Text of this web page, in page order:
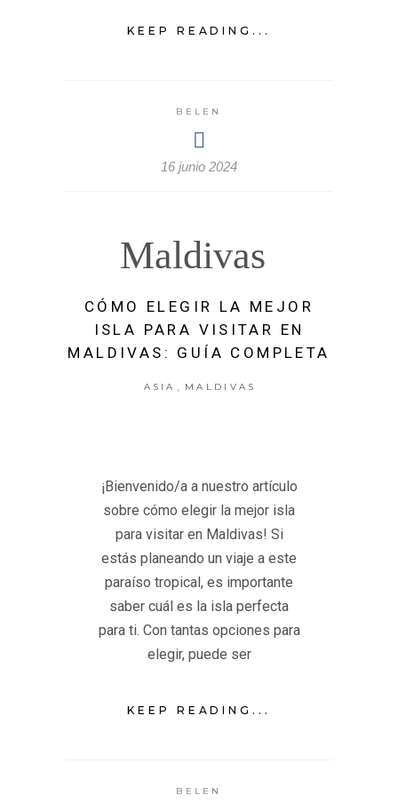
KEEP READING...
BELEN
16 junio 2024
Maldivas
CÓMO ELEGIR LA MEJOR
ISLA PARA VISITAR EN
MALDIVAS: GUÍA COMPLETA
ASIA MALDIVAS
¡Bienvenido/a a nuestro artículo
sobre cómo elegir la mejor isla
para visitar en Maldivas! Si
estás planeando un viaje a este
paraíso tropical, es importante
saber cuál es la isla perfecta
para ti. Con tantas opciones para
elegir, puede ser
KEEP READING...
BELEN